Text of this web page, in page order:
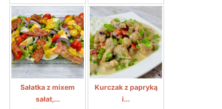
Sałatka z mixem
sałat,...
Kurczak z papryką
i...